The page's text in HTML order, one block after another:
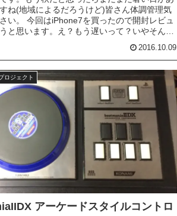
ね(地域によるだろうけど)皆さん体調管理気
い。 今回はiPhone7を買ったので開封レビュ
と思います。え？もう遅いって？いやそんな
2016.10.09
ロジェクト
アーケードスタイルコントロ